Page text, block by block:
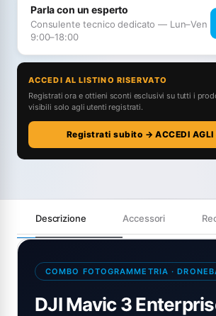
Parla con un esperto
Consulente tecnico dedicato — Lun–Ven
9:00–18:00
ACCEDI AL LISTINO RISERVATO
Registrati ora e ottieni sconti esclusivi su tutti i
visibili solo agli utenti registrati.
Registrati subito → ACCEDI AGLI
Descrizione Accessori
COMBO FOTOGRAMMETRIA ·
DJI Mavic 3